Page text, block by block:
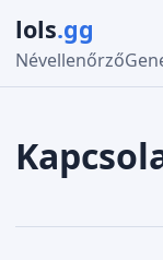
lols.gg
Névellenőrző